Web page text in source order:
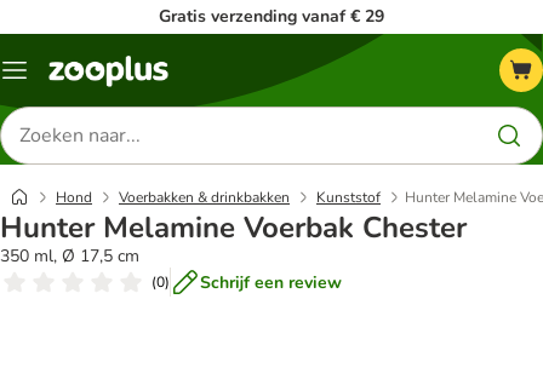
Gratis verzending vanaf € 29
Menu
Zoeken
naar
producten
Hond Voerbakken & drinkbakken Kunststof Hunter Melamine
Hunter Melamine Voerbak Chester
350 ml, Ø 17,5 cm
(0) Schrijf een review